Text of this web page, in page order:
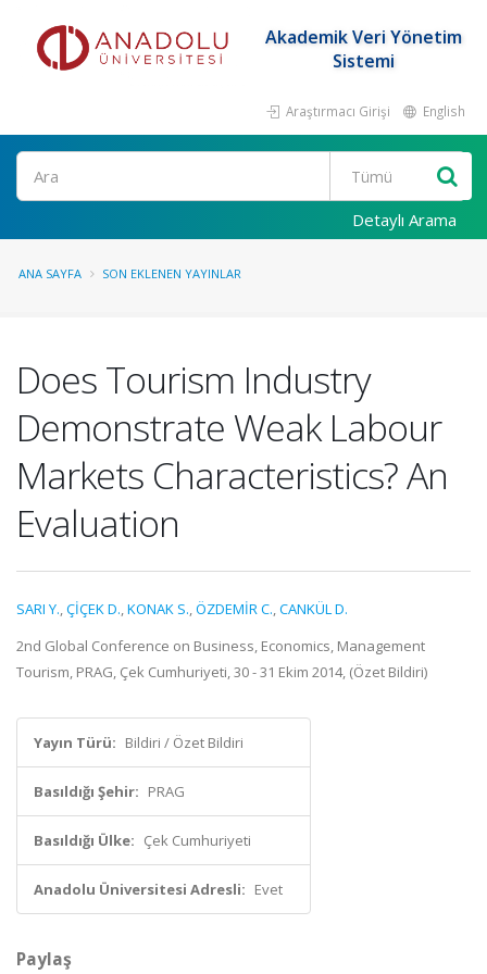
Akademik Veri Yönetim
Sistemi
Araştırmacı Girişi English
Ara
Detaylı Arama
ANA SAYFA SON EKLENEN YAYINLAR
Does Tourism Industry
Demonstrate Weak Labour
Markets Characteristics? An
Evaluation
SARI Y.,ÇİÇEK D.,KONAK S.,ÖZDEMİR C.,CANKÜL D.
2nd Global Conference on Business, Economics, Management
Tourism, PRAG, Çek Cumhuriyeti, 30 - 31 Ekim 2014, (Özet Bildiri)
Yayın Türü: Bildiri / Özet Bildiri
Basıldığı Şehir: PRAG
Basıldığı Ülke: Çek Cumhuriyeti
Anadolu Üniversitesi Adresli: Evet
Paylaş